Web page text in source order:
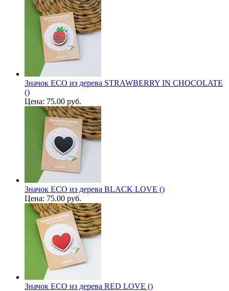
Значок ECO из дерева STRAWBERRY IN CHOCOLATE
()
Цена: 75.00 руб.
Значок ECO из дерева BLACK LOVE ()
Цена: 75.00 руб.
Значок ECO из дерева RED LOVE ()